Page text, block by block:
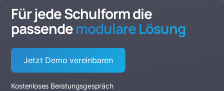
Für jede Schulform die
passendemodulare Lösung
Jetzt Demo vereinbaren
Kostenloses Beratungsgespräch